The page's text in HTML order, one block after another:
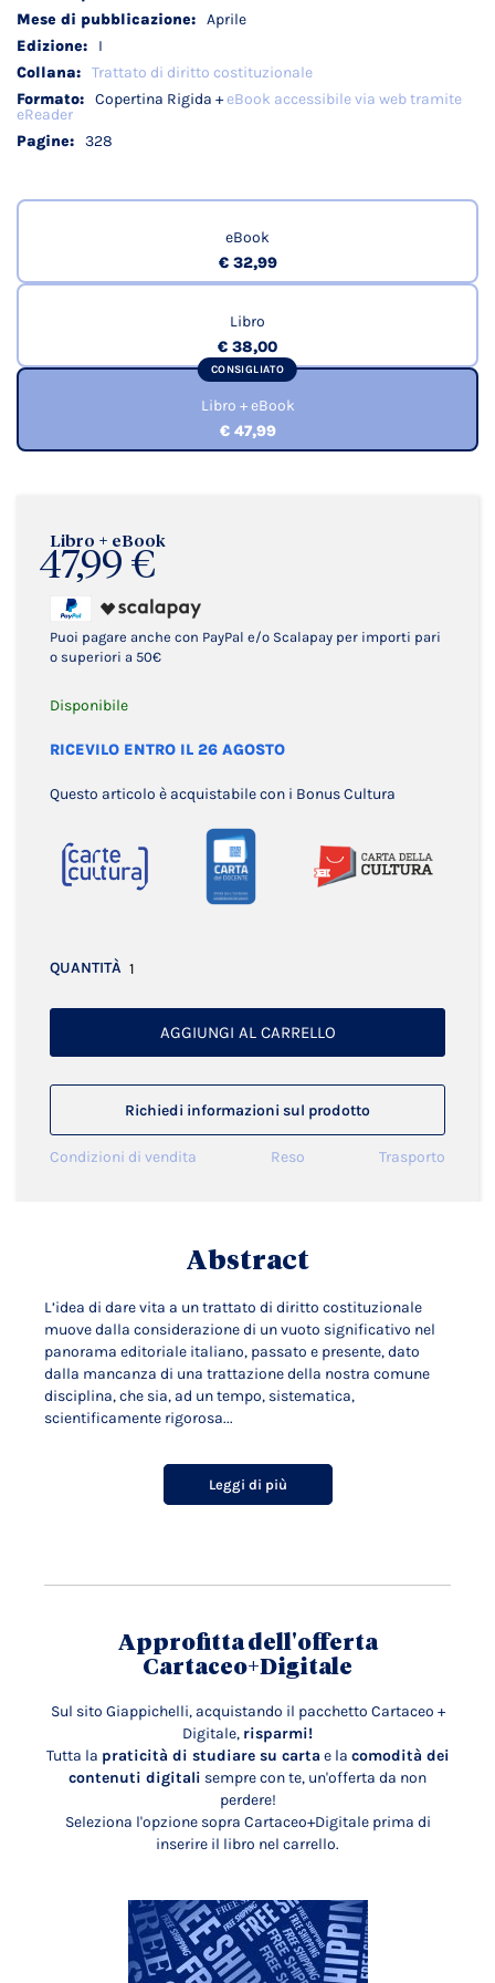
Libro + eBook
47,99 €
Puoi pagare anche con PayPal e/o Scalapay per importi pari
o superiori a 50€
Disponibile
RICEVILO ENTRO IL 26 AGOSTO
Questo articolo è acquistabile con i Bonus Cultura
QUANTITÀ
AGGIUNGI AL CARRELLO
Richiedi informazioni sul prodotto
Condizioni di vendita Reso Trasporto
Aprile
I
Trattato di diritto costituzionale
Copertina Rigida +eBook accessibile via web tramite
eReader
328
eBook
€ 32,99
Libro
€ 38,00
CONSIGLIATO
Libro + eBook
€ 47,99
Abstract
L’idea di dare vita a un trattato di diritto costituzionale
muove dalla considerazione di un vuoto significativo nel
panorama editoriale italiano, passato e presente, dato
dalla mancanza di una trattazione della nostra comune
disciplina, che sia, ad un tempo, sistematica,
scientificamente rigorosa...
Leggi di più
Approfitta dell'offerta
Cartaceo+Digitale
Sul sito Giappichelli, acquistando il pacchetto Cartaceo +
Digitale, risparmi!
Tutta la praticità di studiare su carta e la comodità dei
contenuti digitali sempre con te, un'offerta da non
perdere!
Seleziona l'opzione sopra Cartaceo+Digitale prima di
inserire il libro nel carrello.